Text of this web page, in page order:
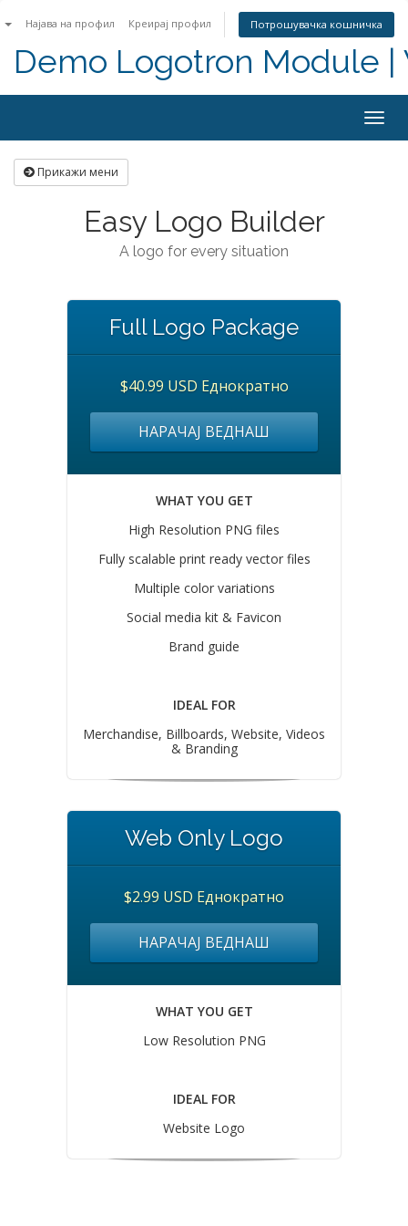
Најава на профил Креирај профил Потрошувачка кошничка
Demo Logotron Module
Прикажи мени
Easy Logo Builder
A logo for every situation
Full Logo Package
$40.99 USD Еднократно
НАРАЧАЈ ВЕДНАШ
WHAT YOU GET
High Resolution PNG files
Fully scalable print ready vector files
Multiple color variations
Social media kit & Favicon
Brand guide
IDEAL FOR
Merchandise, Billboards, Website, Videos
& Branding
Web Only Logo
$2.99 USD Еднократно
НАРАЧАЈ ВЕДНАШ
WHAT YOU GET
Low Resolution PNG
IDEAL FOR
Website Logo